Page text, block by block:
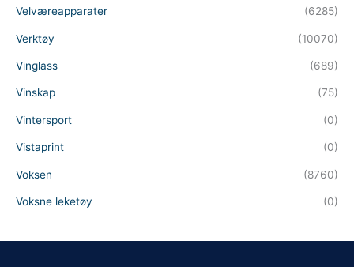
Velværeapparater (6285)
Verktøy (10070)
Vinglass (689)
Vinskap (75)
Vintersport (0)
Vistaprint (0)
Voksen (8760)
Voksne leketøy (0)